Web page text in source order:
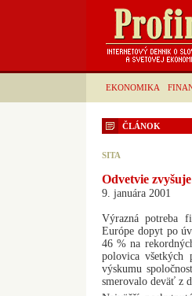
EKONOMIKA
ČLÁNOK
SITA
Odvetvie
9. januára 2001
Výrazná potreba
Európe dopyt po
46 % na
polovica všetkých
výskumu
smerovalo deväť z